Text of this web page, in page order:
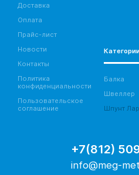
Доставка
Оплата
Прайс-лист
Новости
Контакты
Политика
конфиденциальности
Пользовательское
соглашение
Балка
Швеллер
Шпунт
+7(812)
info@meg-